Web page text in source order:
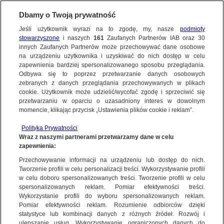
TVN24 | TOTERAZ
W Ćottogramie żyje najwięcej? Pytanie w "Milionerach" za 20 tysięcy
złotych
NAJNOWSZE
FAKTY
TVN24 GO
POLSKA
ŚWIAT
miasta:
WARSZAWA
Dzień dobry!
Jedno konto do wszystkich usług
Dbamy o Twoją prywatność
Jeśli użytkownik wyrazi na to zgodę, my, nasze podmioty
stowarzyszone i naszych 161Zaufanych Partnerów IAB oraz 30
innych Zaufanych Partnerów może przechowywać dane osobowe
na urządzeniu użytkownika i uzyskiwać do nich dostęp w celu
zapewnienia bardziej spersonalizowanego sposobu przeglądania.
Odbywa się to poprzez przetwarzanie danych osobowych
zebranych z danych przeglądania przechowywanych w plikach
cookie. Użytkownik może udzielić/wycofać zgodę i sprzeciwić się
przetwarzaniu w oparciu o uzasadniony interes w dowolnym
momencie, klikając przycisk „Ustawienia plików cookie i reklam”.
Polityka Prywatności
Wraz z naszymi partnerami przetwarzamy dane w celu
zapewnienia:
Przechowywanie informacji na urządzeniu lub dostęp do nich.
Tworzenie profili w celu personalizacji treści. Wykorzystywanie profili
w celu doboru spersonalizowanych treści. Tworzenie profili w celu
spersonalizowanych reklam. Pomiar efektywności treści.
Wykorzystanie profili do wyboru spersonalizowanych reklam.
Pomiar efektywności reklam. Rozumienie odbiorców dzięki
statystyce lub kombinacji danych z różnych źródeł. Rozwój i